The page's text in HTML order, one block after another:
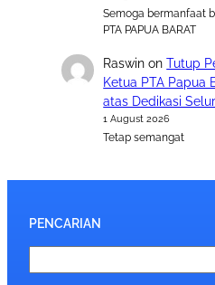
Semoga bermanfaat
PTA PAPUA BARAT
Raswin onTutup
Ketua PTA Papua
atas Dedikasi
1 August 2026
Tetap semangat
PENCARIAN
e